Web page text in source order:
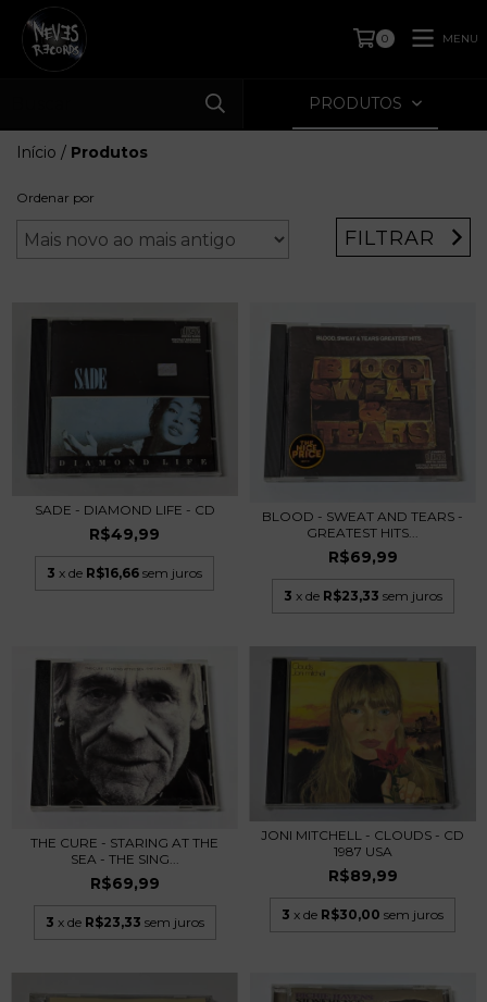
0 MENU
PRODUTOS
Início / Produtos
Ordenar por
FILTRAR
SADE - DIAMOND LIFE - CD
R$49,99
3 x de R$16,66 sem juros
BLOOD - SWEAT AND TEARS -
GREATEST HITS...
R$69,99
3 x de R$23,33 sem juros
THE CURE - STARING AT THE
SEA - THE SING...
R$69,99
3 x de R$23,33 sem juros
JONI MITCHELL - CLOUDS - CD
1987 USA
R$89,99
3 x de R$30,00 sem juros